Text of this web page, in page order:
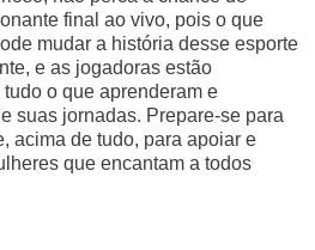
final ao vivo, pois o que
mudar a história desse esporte
e as jogadoras estão
o que aprenderam e
suas jornadas. Prepare-se para
acima de tudo, para apoiar e
que encantam a todos